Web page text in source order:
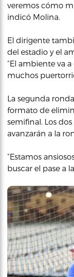
veremos cómo
indicó Molina.
El dirigente
del estadio y el
“El ambiente va
muchos
La segunda
formato de
semifinal. Los
avanzarán a la
“Estamos
buscar el pase a